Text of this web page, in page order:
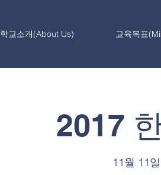
학교소개(About Us) 교육목표
2017
11월 11